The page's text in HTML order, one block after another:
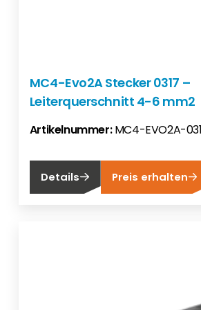
MC4-Evo2A Stecker 0317 –
Leiterquerschnitt 4-6 mm2
Artikelnummer:MC4-EVO2A-
Details Preis erhalten